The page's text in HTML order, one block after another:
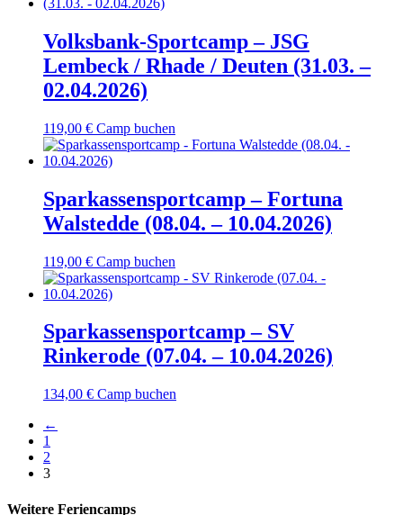
Volksbank-Sportcamp – JSG
Lembeck / Rhade / Deuten (31.03. –
02.04.2026)
119,00 € Camp buchen
Sparkassensportcamp – Fortuna
Walstedde (08.04. – 10.04.2026)
119,00 € Camp buchen
Sparkassensportcamp – SV
Rinkerode (07.04. – 10.04.2026)
134,00 € Camp buchen
←
1
2
3
Weitere Feriencamps